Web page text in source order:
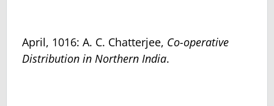
April, 1016: A. C. Chatterjee, Co-operative
Distribution in Northern India.